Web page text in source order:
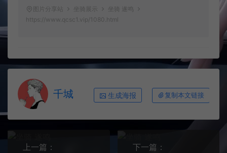
图片分享站 坐骑展示
坐骑 遂鸣
https://www.qcsc1.vip/1080.html
千城 生成海报 复制本文链接
上一篇：
下一篇：